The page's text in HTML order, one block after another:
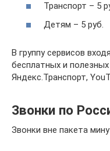
Транспорт – 5
Детям – 5 руб.
В группу сервисов
бесплатных и
Яндекс.Транспорт,
Звонки по
Звонки вне пакета